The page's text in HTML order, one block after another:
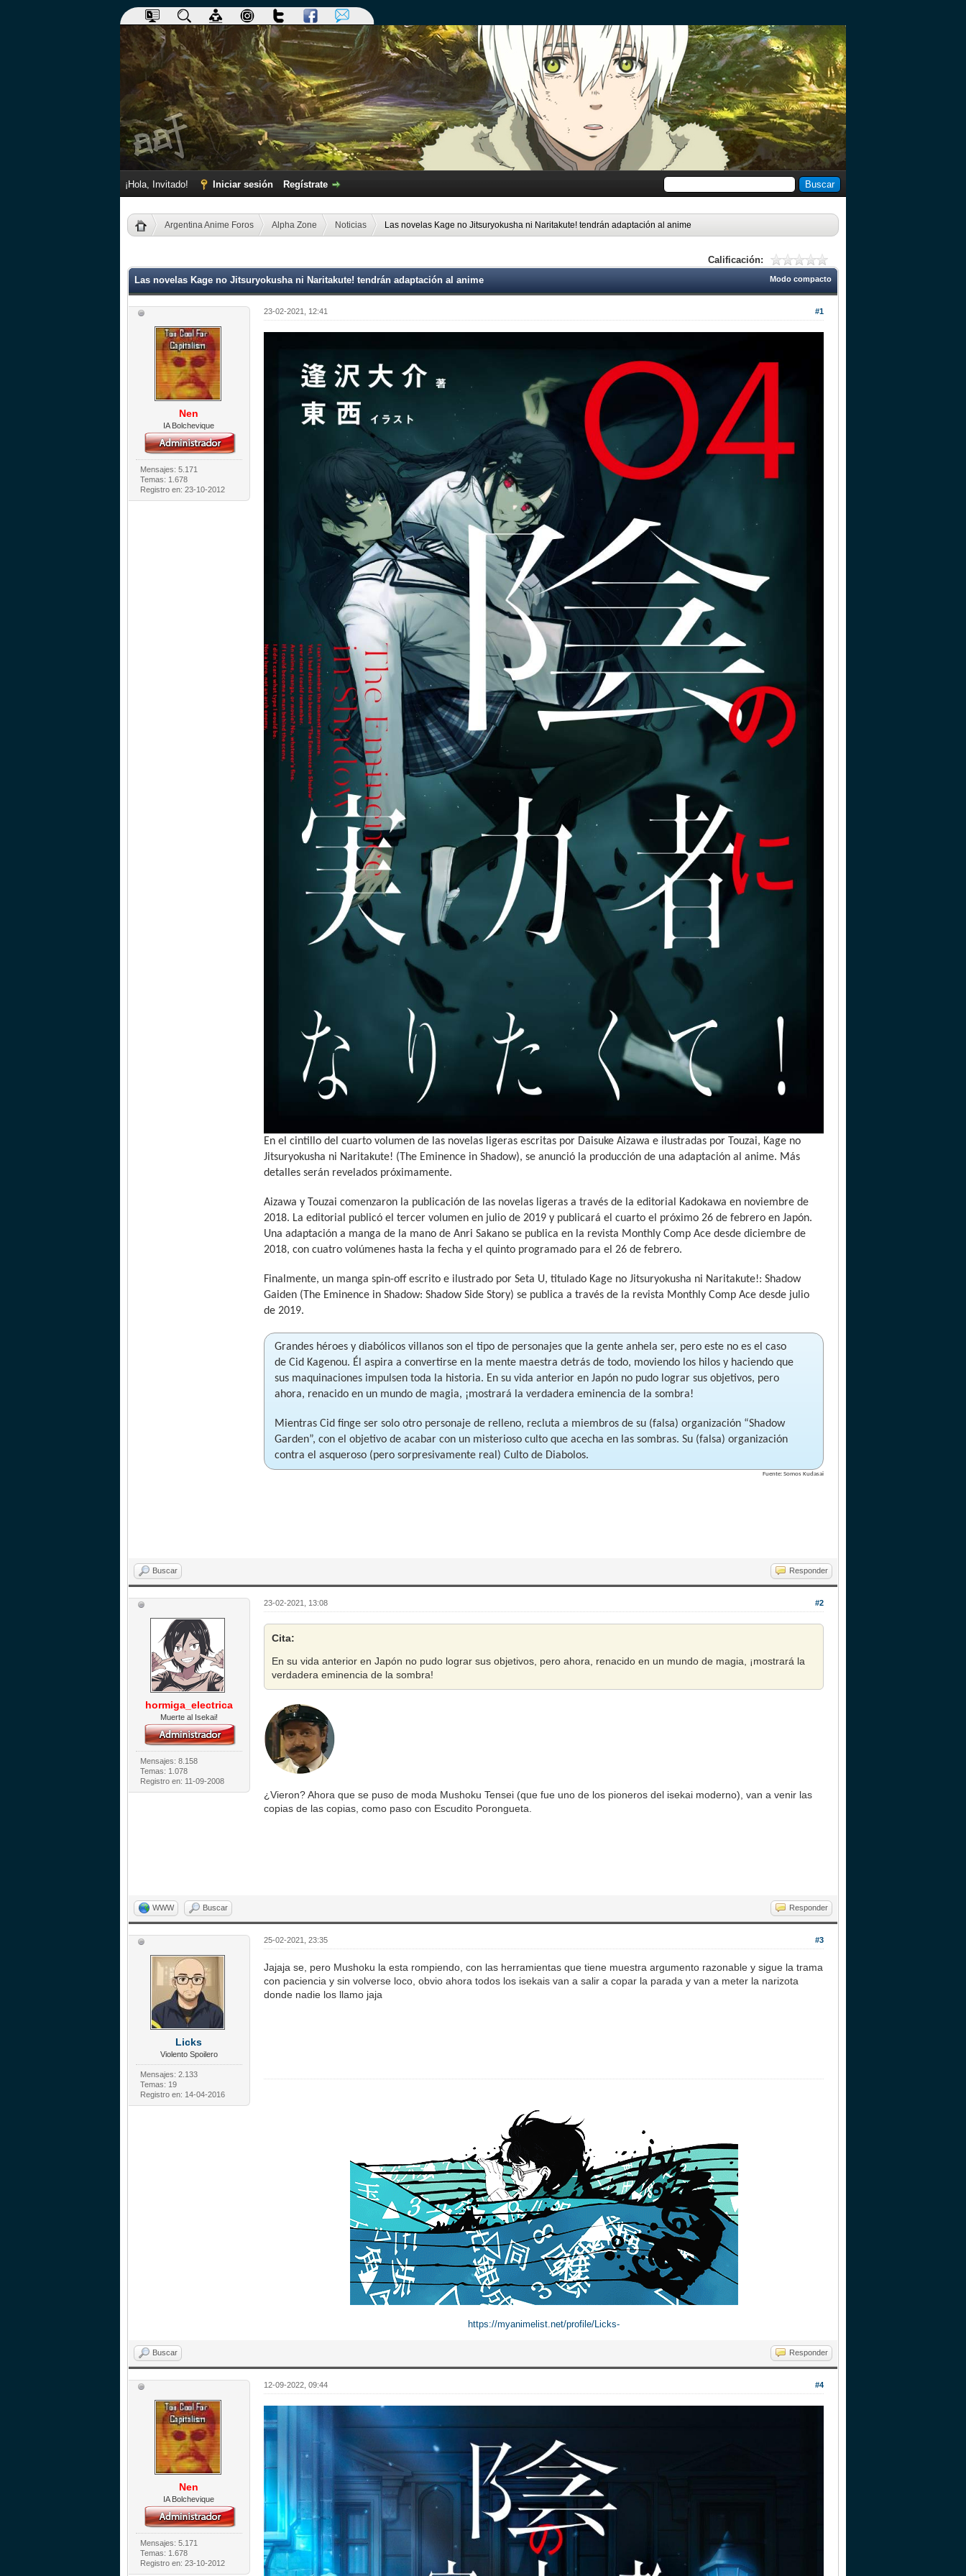
¡Hola, Invitado! Iniciar sesión Regístrate
Argentina Anime Foros Alpha Zone Noticias Las novelas Kage no Jitsuryokusha ni Naritakute! tendrán adaptación al anime
Calificación:
Modo compacto
Las novelas Kage no Jitsuryokusha ni Naritakute! tendrán adaptación al anime
Nen
IA Bolchevique
Mensajes: 5.171
Temas: 1.678
Registro en: 23-10-2012
#1
23-02-2021, 12:41
En el cintillo del cuarto volumen de las novelas ligeras escritas por Daisuke Aizawa e ilustradas por Touzai, Kage no
Jitsuryokusha ni Naritakute! (The Eminence in Shadow), se anunció la producción de una adaptación al anime. Más
detalles serán revelados próximamente.
Aizawa y Touzai comenzaron la publicación de las novelas ligeras a través de la editorial Kadokawa en noviembre de
2018. La editorial publicó el tercer volumen en julio de 2019 y publicará el cuarto el próximo 26 de febrero en Japón.
Una adaptación a manga de la mano de Anri Sakano se publica en la revista Monthly Comp Ace desde diciembre de
2018, con cuatro volúmenes hasta la fecha y el quinto programado para el 26 de febrero.
Finalmente, un manga spin-off escrito e ilustrado por Seta U, titulado Kage no Jitsuryokusha ni Naritakute!: Shadow
Gaiden (The Eminence in Shadow: Shadow Side Story) se publica a través de la revista Monthly Comp Ace desde julio
de 2019.
Grandes héroes y diabólicos villanos son el tipo de personajes que la gente anhela ser, pero este no es el caso
de Cid Kagenou. Él aspira a convertirse en la mente maestra detrás de todo, moviendo los hilos y haciendo que
sus maquinaciones impulsen toda la historia. En su vida anterior en Japón no pudo lograr sus objetivos, pero
ahora, renacido en un mundo de magia, ¡mostrará la verdadera eminencia de la sombra!
Mientras Cid finge ser solo otro personaje de relleno, recluta a miembros de su (falsa) organización “Shadow
Garden”, con el objetivo de acabar con un misterioso culto que acecha en las sombras. Su (falsa) organización
contra el asqueroso (pero sorpresivamente real) Culto de Diabolos.
Fuente: Somos Kudasai
Buscar Responder
hormiga_electrica
Muerte al Isekai!
Mensajes: 8.158
Temas: 1.078
Registro en: 11-09-2008
#2
23-02-2021, 13:08
Cita:
En su vida anterior en Japón no pudo lograr sus objetivos, pero ahora, renacido en un mundo de magia, ¡mostrará la
verdadera eminencia de la sombra!
¿Vieron? Ahora que se puso de moda Mushoku Tensei (que fue uno de los pioneros del isekai moderno), van a venir las
copias de las copias, como paso con Escudito Porongueta.
WWW Buscar Responder
Licks
Violento Spoilero
Mensajes: 2.133
Temas: 19
Registro en: 14-04-2016
#3
25-02-2021, 23:35
Jajaja se, pero Mushoku la esta rompiendo, con las herramientas que tiene muestra argumento razonable y sigue la trama
con paciencia y sin volverse loco, obvio ahora todos los isekais van a salir a copar la parada y van a meter la narizota
donde nadie los llamo jaja
https://myanimelist.net/profile/Licks-
Buscar Responder
Nen
IA Bolchevique
Mensajes: 5.171
Temas: 1.678
Registro en: 23-10-2012
#4
12-09-2022, 09:44